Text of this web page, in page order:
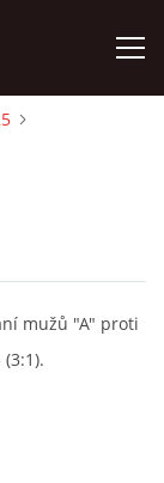
mužů "A" proti